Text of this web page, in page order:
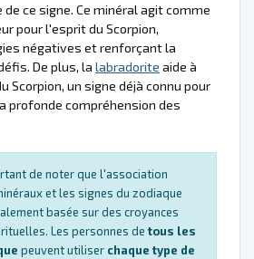
ce signe. Ce minéral agit comme
pour l'esprit du Scorpion,
négatives et renforçant la
De plus, la labradorite aide à
Scorpion, un signe déjà connu pour
profonde compréhension des
de noter que l'association
et les signes du zodiaque
basée sur des croyances
Les personnes de tous les
peuvent utiliser chaque type de